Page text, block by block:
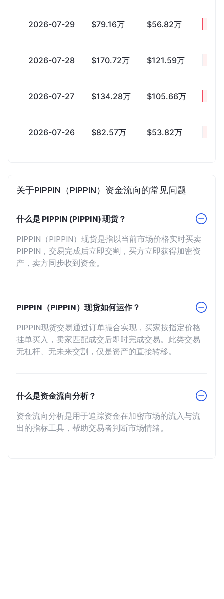
2026-07-29 $79.16万 $56.82万
2026-07-28 $170.72万 $121.59万
2026-07-27 $134.28万 $105.66万
2026-07-26 $82.57万 $53.82万
关于PIPPIN（PIPPIN）资金流向的常见问题
什么是 PIPPIN (PIPPIN) 现货？
PIPPIN（PIPPIN）现货是指以当前市场价格实时买卖
PIPPIN，交易完成后立即交割，买方立即获得加密资
产，卖方同步收到资金。
PIPPIN（PIPPIN）现货如何运作？
PIPPIN现货交易通过订单撮合实现，买家按指定价格
挂单买入，卖家匹配成交后即时完成交易。此类交易
无杠杆、无未来交割，仅是资产的直接转移。
什么是资金流向分析？
资金流向分析是用于追踪资金在加密市场的流入与流
出的指标工具，帮助交易者判断市场情绪。